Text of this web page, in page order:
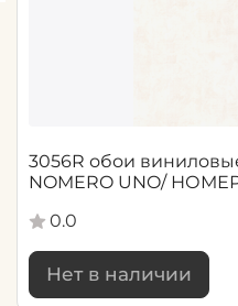
3056R обои
NOMERO UNO/
0.0
Нет в наличии